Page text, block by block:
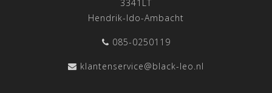
3341LT
Hendrik-Ido-Ambacht
085-0250119
klantenservice@black-leo.nl